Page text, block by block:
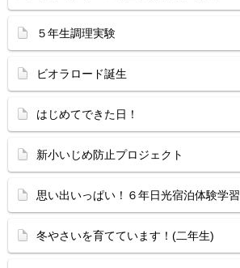
５年生調理実験
ビオラロード誕生
はじめてできた日！
新小いじめ防止プロジェクト
思い出いっぱい！６年日光宿泊体験学習
冬やさいを育てています！(二年生)